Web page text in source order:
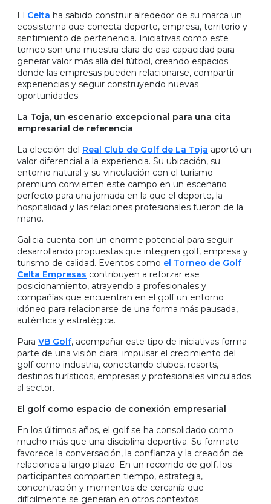
El Celta ha sabido construir alrededor de su marca un
ecosistema que conecta deporte, empresa, territorio y
sentimiento de pertenencia. Iniciativas como este
torneo son una muestra clara de esa capacidad para
generar valor más allá del fútbol, creando espacios
donde las empresas pueden relacionarse, compartir
experiencias y seguir construyendo nuevas
oportunidades.
La Toja, un escenario excepcional para una cita
empresarial de referencia
La elección del Real Club de Golf de La Toja aportó un
valor diferencial a la experiencia. Su ubicación, su
entorno natural y su vinculación con el turismo
premium convierten este campo en un escenario
perfecto para una jornada en la que el deporte, la
hospitalidad y las relaciones profesionales fueron de la
mano.
Galicia cuenta con un enorme potencial para seguir
desarrollando propuestas que integren golf, empresa y
turismo de calidad. Eventos como el Torneo de Golf
Celta Empresas contribuyen a reforzar ese
posicionamiento, atrayendo a profesionales y
compañías que encuentran en el golf un entorno
idóneo para relacionarse de una forma más pausada,
auténtica y estratégica.
Para VB Golf, acompañar este tipo de iniciativas forma
parte de una visión clara: impulsar el crecimiento del
golf como industria, conectando clubes, resorts,
destinos turísticos, empresas y profesionales vinculados
al sector.
El golf como espacio de conexión empresarial
En los últimos años, el golf se ha consolidado como
mucho más que una disciplina deportiva. Su formato
favorece la conversación, la confianza y la creación de
relaciones a largo plazo. En un recorrido de golf, los
participantes comparten tiempo, estrategia,
concentración y momentos de cercanía que
difícilmente se generan en otros contextos